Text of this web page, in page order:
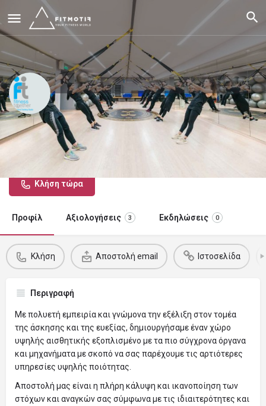
FITNESS TOGETHER
Κλήση τώρα
Προφίλ Αξιολογήσεις 3 Εκδηλώσεις 0
Κλήση Αποστολή email Ιστοσελίδα
Περιγραφή
Με πολυετή εμπειρία και γνώμονα την εξέλιξη στον τομέα
της άσκησης και της ευεξίας, δημιουργήσαμε έναν χώρο
υψηλής αισθητικής εξοπλισμένο με τα πιο σύγχρονα όργανα
και μηχανήματα με σκοπό να σας παρέχουμε τις αρτιότερες
υπηρεσίες υψηλής ποιότητας.
Αποστολή μας είναι η πλήρη κάλυψη και ικανοποίηση των
στόχων και αναγκών σας σύμφωνα με τις ιδιαιτερότητες και